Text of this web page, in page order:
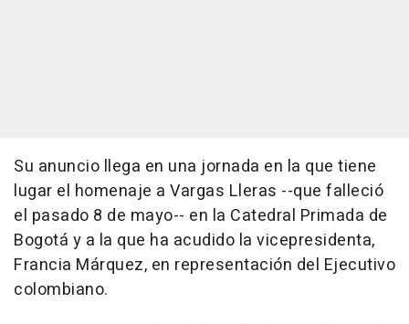
Su anuncio llega en una jornada en la que tiene
lugar el homenaje a Vargas Lleras --que falleció
el pasado 8 de mayo-- en la Catedral Primada de
Bogotá y a la que ha acudido la vicepresidenta,
Francia Márquez, en representación del Ejecutivo
colombiano.